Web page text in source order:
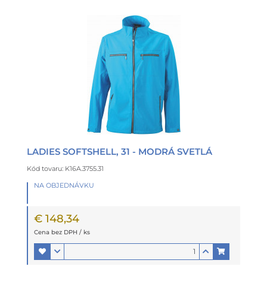
LADIES SOFTSHELL, 31 - MODRÁ SVETLÁ
Kód tovaru: K16A.3755.31
NA OBJEDNÁVKU
€ 148,34
Cena bez DPH / ks